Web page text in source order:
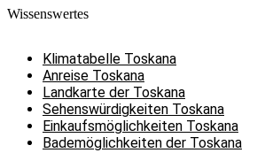
Wissenswertes
Klimatabelle Toskana
Anreise Toskana
Landkarte der Toskana
Sehenswürdigkeiten Toskana
Einkaufsmöglichkeiten Toskana
Bademöglichkeiten der Toskana